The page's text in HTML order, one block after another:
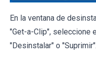
En la ventana de
"Get-a-Clip", seleccione
"Desinstalar" o "Suprimir".